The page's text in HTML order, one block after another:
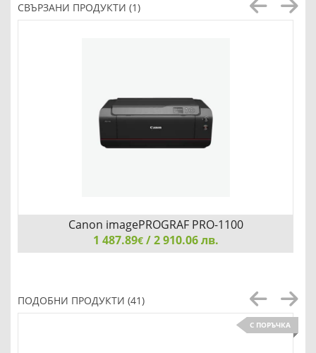
СВЪРЗАНИ ПРОДУКТИ (1)
Canon imagePROGRAF PRO-1100
1 487.89€/ 2 910.06 лв.
ПОДОБНИ ПРОДУКТИ (41)
С ПОРЪЧКА